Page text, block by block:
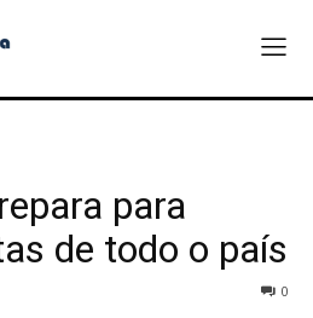
para
de todo o país
0